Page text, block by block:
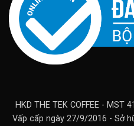
HKD THE TEK COFFEE - MST
Vấp cấp ngày 27/9/2016 - Sở